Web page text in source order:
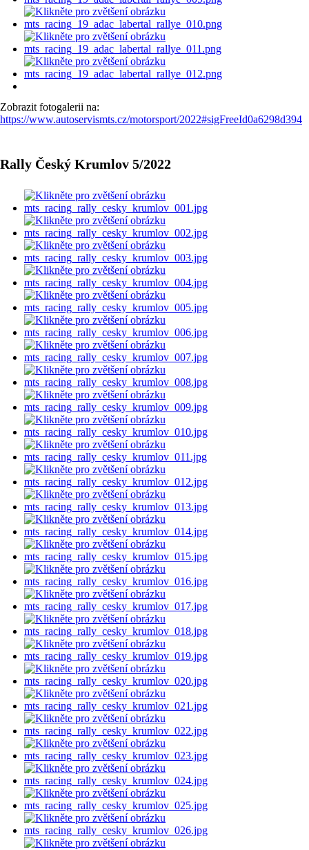
Zobrazit fotogalerii na:
https://www.autoservismts.cz/motorsport/2022#sigFreeId0a6298d394
Rally Český Krumlov 5/2022